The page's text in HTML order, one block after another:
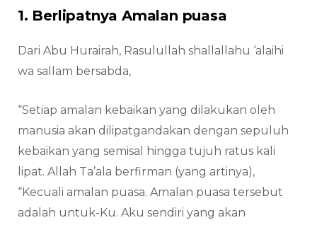
1. Berlipatnya Amalan puasa
Dari Abu Hurairah, Rasulullah shallallahu ‘alaihi
wa sallam bersabda,
“Setiap amalan kebaikan yang dilakukan oleh
manusia akan dilipatgandakan dengan sepuluh
kebaikan yang semisal hingga tujuh ratus kali
lipat. Allah Ta’ala berfirman (yang artinya),
“Kecuali amalan puasa. Amalan puasa tersebut
adalah untuk-Ku. Aku sendiri yang akan